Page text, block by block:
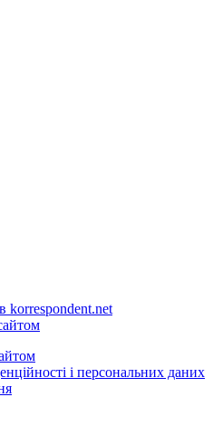
korrespondent.net
і персональних даних